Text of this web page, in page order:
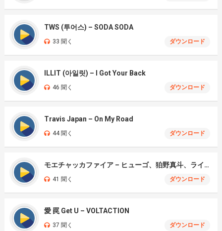
TWS (투어스) – SODA SODA
33 聞く ダウンロード
ILLIT (아일릿) – I Got Your Back
46 聞く ダウンロード
Travis Japan – On My Road
44 聞く ダウンロード
モエチャッカファイア – ヒューゴ、狛野真斗、ライト、セヴェリアン (Cover )
41 聞く ダウンロード
愛 罠 Get U – VOLTACTION
37 聞く ダウンロード